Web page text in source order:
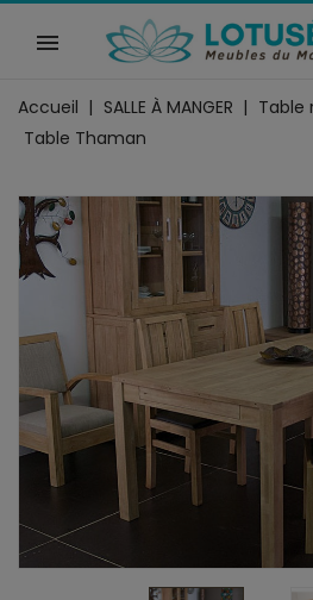
Accueil SALLE À MANGER
Table
Table Thaman